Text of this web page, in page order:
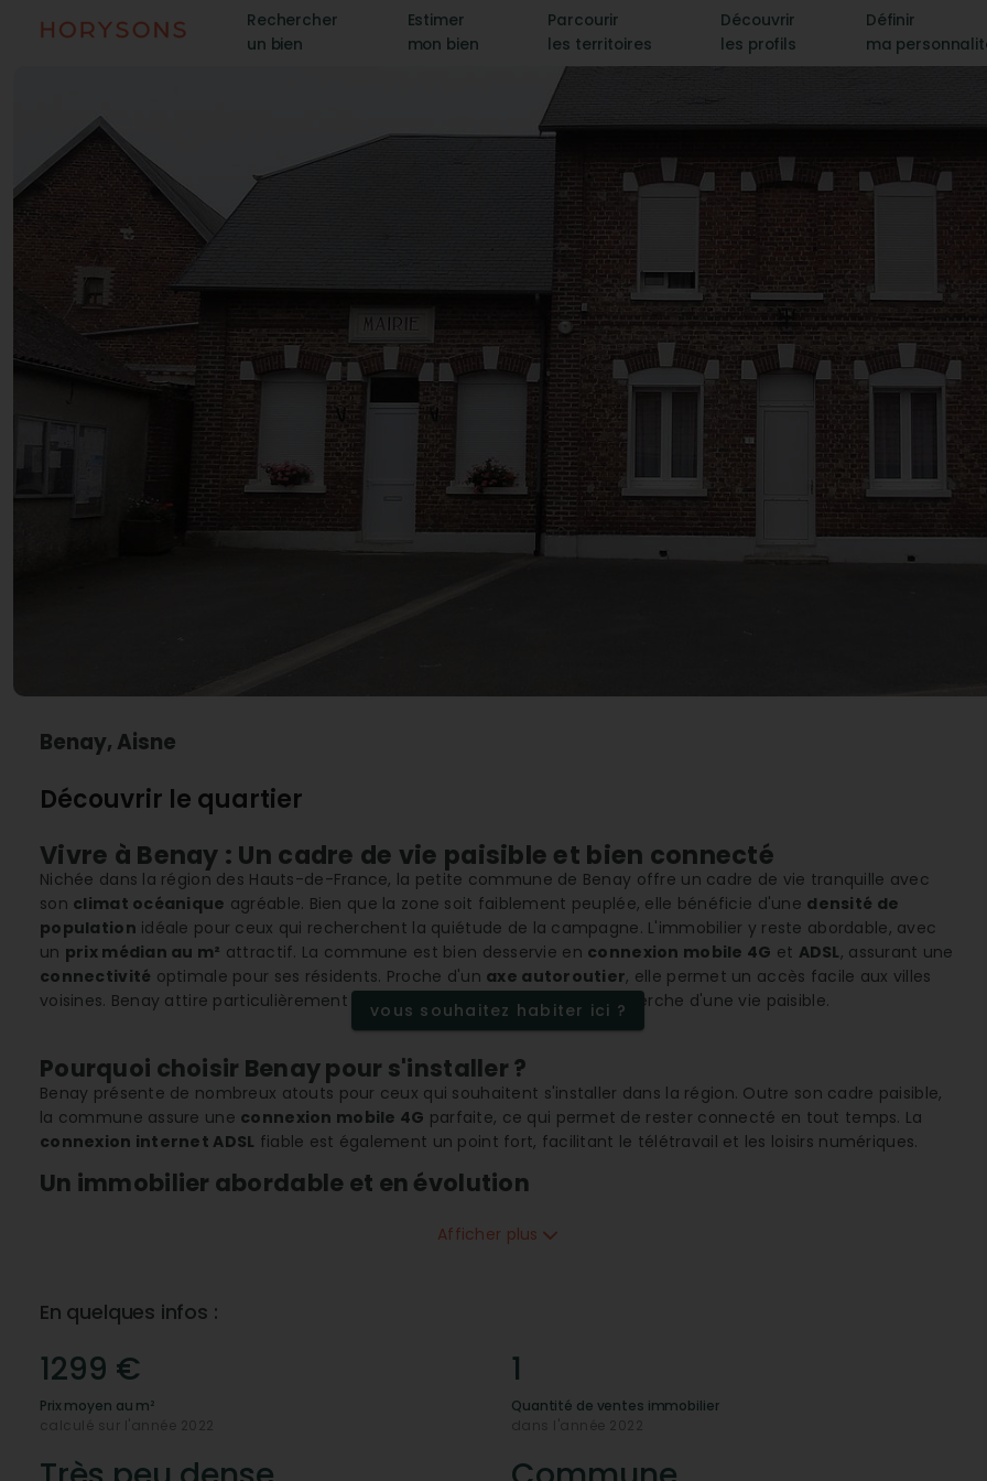
Rechercher
un bien
Estimer
mon bien
Parcourir
les territoires
Découvrir
les profils
Définir
ma
Benay, Aisne
Découvrir le quartier
Vivre à Benay : Un cadre de vie paisible et bien connecté
Nichée dans la région des Hauts-de-France, la petite commune de Benay offre un cadre de vie tranquille avec
son climat océanique agréable. Bien que la zone soit faiblement peuplée, elle bénéficie d'une densité de
population idéale pour ceux qui recherchent la quiétude de la campagne. L'immobilier y reste abordable, avec
un prix médian au m² attractif. La commune est bien desservie en connexion mobile 4G et ADSL, assurant une
connectivité optimale pour ses résidents. Proche d'un axe autoroutier, elle permet un accès facile aux villes
voisines. Benay attire particulièrement les familles et les retraités à la recherche d'une vie paisible.
vous souhaitez habiter ici ?
Pourquoi choisir Benay pour s'installer ?
Benay présente de nombreux atouts pour ceux qui souhaitent s'installer dans la région. Outre son cadre paisible,
la commune assure une connexion mobile 4G parfaite, ce qui permet de rester connecté en tout temps. La
connexion internet ADSL fiable est également un point fort, facilitant le télétravail et les loisirs numériques.
Un immobilier abordable et en évolution
représente une excellente opportunité d'investissement. L'évolution des prix
Quels services essentiels sont disponibles ?
Même si Benay est une petite commune, elle dispose de services essentiels appréciables, tels qu'une
automobile et de matériel agricole
confort de vie certain pour les habitants.
Comment la localisation avantage-t-elle les habitants ?
Située à proximité d'un
, Benay bénéficie d'une localisation stratégique qui facilite les
Afficher plus
En quelques infos :
1299 €
Prix moyen au m²
calculé sur l'année 2022
1
Quantité de ventes immobilier
dans l'année 2022